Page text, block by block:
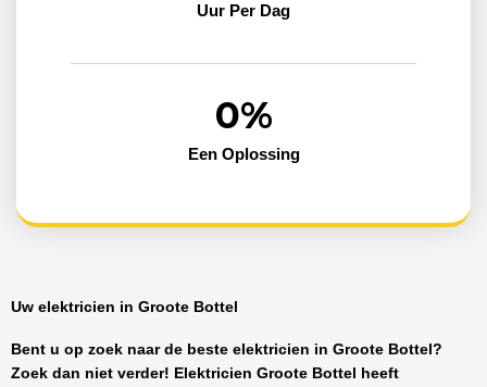
Uur Per Dag
Een Oplossing
0%
Uw elektricien in Groote Bottel
Bent u op zoek naar de beste elektricien in Groote Bottel?
Zoek dan niet verder! Elektricien Groote Bottel heeft